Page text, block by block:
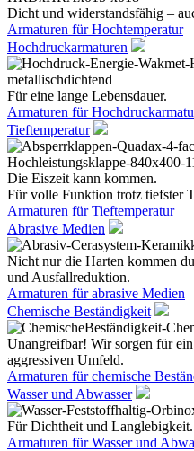
Dicht und widerstandsfähig –
Armaturen für Hochtemperatur
Hochdruckarmaturen
Für eine lange Lebensdauer.
Armaturen für
Tieftemperatur
Die Eiszeit kann kommen.
Für volle Funktion trotz tiefster
Armaturen für Tieftemperatur
Abrasive Medien
Nicht nur die Harten kommen
und Ausfallreduktion.
Armaturen für abrasive Medien
Chemische Beständigkeit
Unangreifbar! Wir sorgen für
aggressiven Umfeld.
Armaturen für chemische
Wasser und Abwasser
Für Dichtheit und Langlebigkeit.
Armaturen für Wasser und